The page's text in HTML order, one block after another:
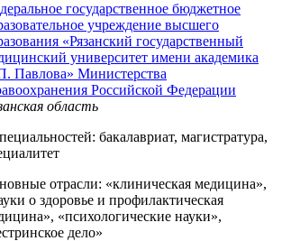
государственное бюджетное
учреждение высшего
«Рязанский государственный
университет имени академика
Павлова» Министерства
Российской Федерации
область
бакалавриат, магистратура,
отрасли: «клиническая медицина»,
о здоровье и профилактическая
«психологические науки»,
дело»